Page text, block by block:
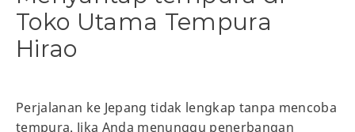
Toko Utama Tempura
Hirao
Perjalanan ke Jepang tidak lengkap tanpa mencoba
tempura. Jika Anda menunggu penerbangan